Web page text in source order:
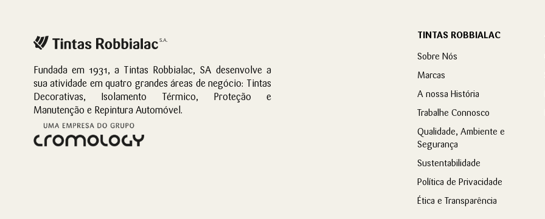
Fundada em 1931, a Tintas Robbialac, SA desenvolve a
sua atividade em quatro grandes áreas de negócio: Tintas
Decorativas, Isolamento Térmico, Proteção e
Manutenção e Repintura Automóvel.
TINTAS ROBBIALAC
Sobre Nós
Marcas
A nossa História
Trabalhe Connosco
Qualidade, Ambiente e
Segurança
Sustentabilidade
Política de Privacidade
Ética e Transparência